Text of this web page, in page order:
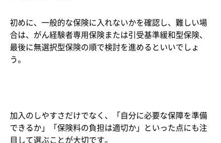
初めに、一般的な保険に入れないかを確認し、難しい場
合は、がん経験者専用保険または引受基準緩和型保険、
最後に無選択型保険の順で検討を進めるといいでしょ
う。
加入のしやすさだけでなく、「自分に必要な保障を準備
できるか」「保険料の負担は適切か」といった点にも注
目して選ぶことが大切です。